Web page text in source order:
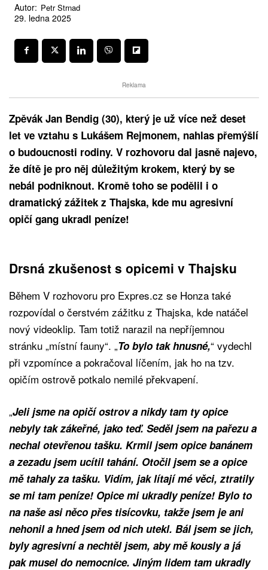
Autor: Petr Strnad
29. ledna 2025
Reklama
Zpěvák Jan Bendig (30), který je už více než deset
let ve vztahu s Lukášem Rejmonem, nahlas přemýšlí
o budoucnosti rodiny. V rozhovoru dal jasně najevo,
že dítě je pro něj důležitým krokem, který by se
nebál podniknout. Kromě toho se podělil i o
dramatický zážitek z Thajska, kde mu agresivní
opičí gang ukradl peníze!
Drsná zkušenost s opicemi v Thajsku
Během V rozhovoru pro Expres.cz se Honza také
rozpovídal o čerstvém zážitku z Thajska, kde natáčel
nový videoklip. Tam totiž narazil na nepříjemnou
stránku „místní fauny“. „To bylo tak hnusné,“ vydechl
při vzpomínce a pokračoval líčením, jak ho na tzv.
opičím ostrově potkalo nemilé překvapení.
„Jeli jsme na opičí ostrov a nikdy tam ty opice
nebyly tak zákeřné, jako teď. Seděl jsem na pařezu a
nechal otevřenou tašku. Krmil jsem opice banánem
a zezadu jsem ucítil tahání. Otočil jsem se a opice
mě tahaly za tašku. Vidím, jak lítají mé věci, ztratily
se mi tam peníze! Opice mi ukradly peníze! Bylo to
na naše asi něco přes tisícovku, takže jsem je ani
nehonil a hned jsem od nich utekl. Bál jsem se jich,
byly agresivní a nechtěl jsem, aby mě kously a já
pak musel do nemocnice. Jiným lidem tam ukradly